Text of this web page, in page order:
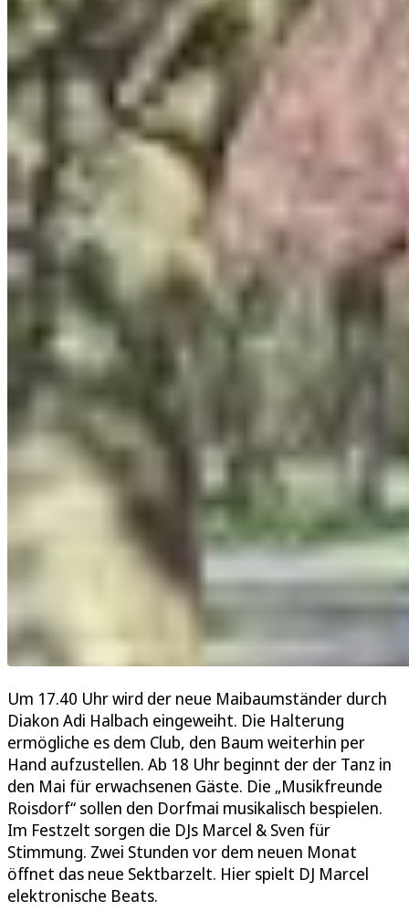
Um 17.40 Uhr wird der neue Maibaumständer durch
Diakon Adi Halbach eingeweiht. Die Halterung
ermögliche es dem Club, den Baum weiterhin per
Hand aufzustellen. Ab 18 Uhr beginnt der der Tanz in
den Mai für erwachsenen Gäste. Die „Musikfreunde
Roisdorf“ sollen den Dorfmai musikalisch bespielen.
Im Festzelt sorgen die DJs Marcel & Sven für
Stimmung. Zwei Stunden vor dem neuen Monat
öffnet das neue Sektbarzelt. Hier spielt DJ Marcel
elektronische Beats.